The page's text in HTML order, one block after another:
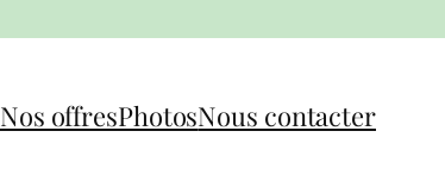
Nos offresPhotosNous contacter